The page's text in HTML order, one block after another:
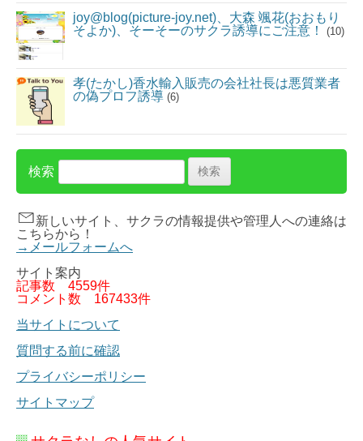
joy@blog(picture-joy.net)、大森 颯花(おおもり
そよか)、そーそーのサクラ誘導にご注意！
(10)
孝(たかし)香水輸入販売の会社社長は悪質業者
の偽プロフ誘導 (6)
検索
新しいサイト、サクラの情報提供や管理人への連絡は
こちらから！
→メールフォームへ
サイト案内
記事数 4559件
コメント数 167433件
当サイトについて
質問する前に確認
プライバシーポリシー
サイトマップ